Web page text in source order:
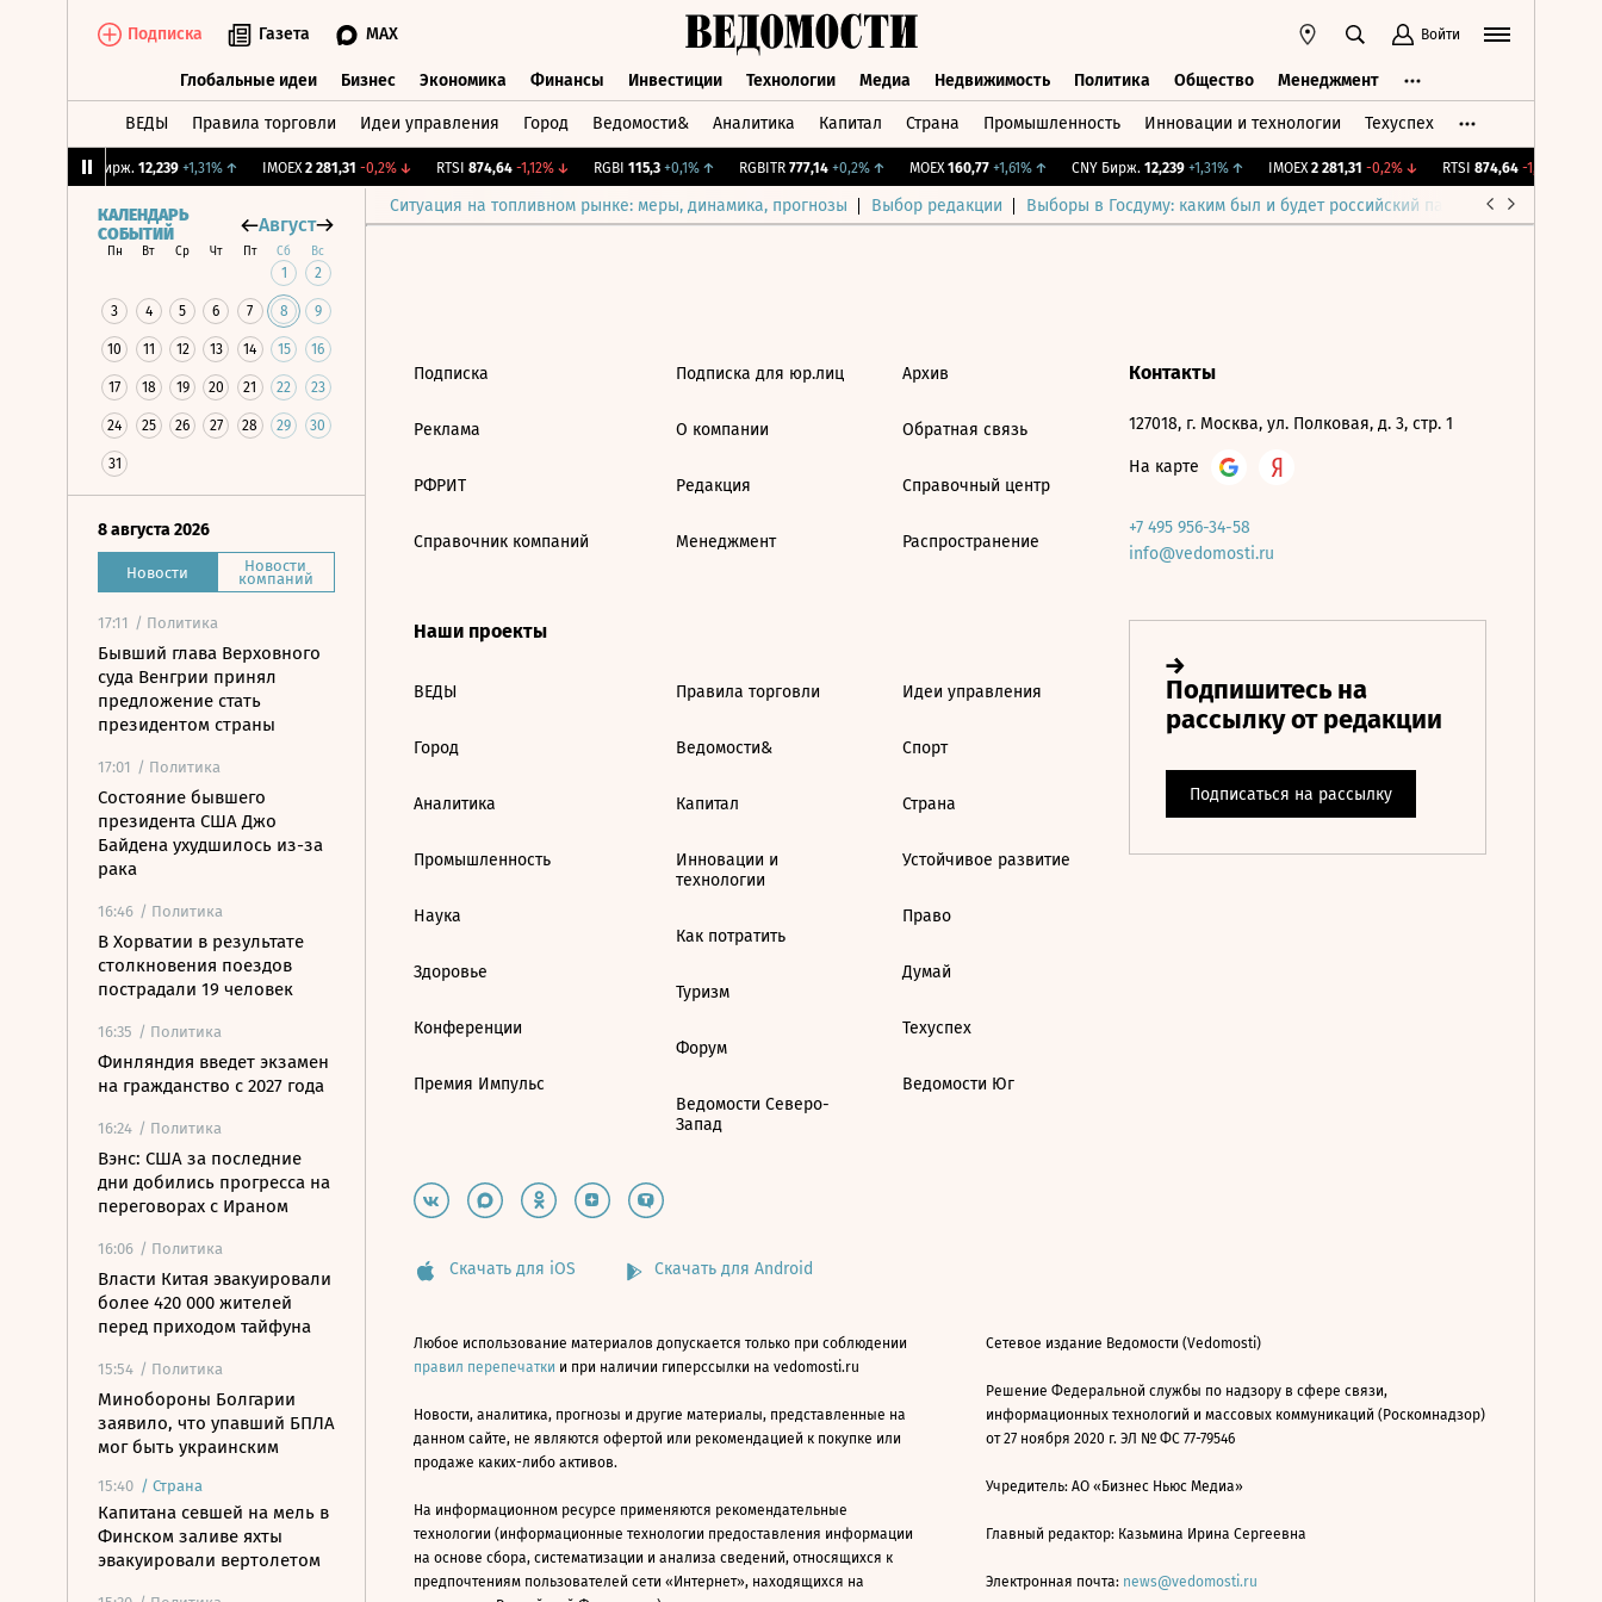
Подписка Газета MAX Войти
Глобальные идеи Бизнес Экономика Финансы Инвестиции Технологии Медиа Недвижимость Политика Общество Менеджмент
ВЕДЫ Правила торговли Идеи управления Город Ведомости& Аналитика Капитал Страна Промышленность Инновации и технологии Техуспех
CNY Бирж. 12,239 +1,31%↑ IMOEX 2 281,31 -0,2%↓ RTSI 874,64 -1,12%↓ RGBI 115,3 +0,1%↑ RGBITR 777,14 +0,2%↑ MOEX 160,77 +1,61%↑ CNY Бирж. 12,239 +1,31%↑ IMOEX 2 281,31 -0,2%↓ RTSI 874,64 -1,12%
Ситуация на топливном рынке: меры, динамика, прогнозы Выбор редакции Выборы в Госдуму: каким был и будет российский парламент
КАЛЕНДАРЬ
СОБЫТИЙ
Август
Пн Вт Ср Чт Пт Сб Вс
1 2
3 4 5 6 7 8 9
10 11 12 13 14 15 16
17 18 19 20 21 22 23
24 25 26 27 28 29 30
31
8 августа 2026
Новости Новости
компаний
17:11 / Политика
Бывший глава Верховного
суда Венгрии принял
предложение стать
президентом страны
17:01 / Политика
Состояние бывшего
президента США Джо
Байдена ухудшилось из-за
рака
16:46 / Политика
В Хорватии в результате
столкновения поездов
пострадали 19 человек
16:35 / Политика
Финляндия введет экзамен
на гражданство с 2027 года
16:24 / Политика
Вэнс: США за последние
дни добились прогресса на
переговорах с Ираном
16:06 / Политика
Власти Китая эвакуировали
более 420 000 жителей
перед приходом тайфуна
15:54 / Политика
Минобороны Болгарии
заявило, что упавший БПЛА
мог быть украинским
15:40 / Страна
Капитана севшей на мель в
Финском заливе яхты
эвакуировали вертолетом
Подписка
Реклама
РФРИТ
Справочник компаний
Подписка для юр.лиц
О компании
Редакция
Менеджмент
Архив
Обратная связь
Справочный центр
Распространение
Наши проекты
ВЕДЫ
Город
Аналитика
Промышленность
Наука
Здоровье
Конференции
Премия Импульс
Правила торговли
Ведомости&
Капитал
Инновации и
технологии
Как потратить
Туризм
Форум
Ведомости Северо-
Запад
Идеи управления
Спорт
Страна
Устойчивое развитие
Право
Думай
Техуспех
Ведомости Юг
Контакты
127018, г. Москва, ул. Полковая, д. 3, стр. 1
На карте
+7 495 956-34-58
info@vedomosti.ru
Скачать для iOS Скачать для Android
Любое использование материалов допускается только при соблюдении
правил перепечатки и при наличии гиперссылки на vedomosti.ru
Новости, аналитика, прогнозы и другие материалы, представленные на
данном сайте, не являются офертой или рекомендацией к покупке или
продаже каких-либо активов.
На информационном ресурсе применяются рекомендательные
технологии (информационные технологии предоставления информации
на основе сбора, систематизации и анализа сведений, относящихся к
предпочтениям пользователей сети «Интернет», находящихся на
Сетевое издание Ведомости (Vedomosti)
Решение Федеральной службы по надзору в сфере связи,
информационных технологий и массовых коммуникаций (Роскомнадзор)
от 27 ноября 2020 г. ЭЛ № ФС 77-79546
Учредитель: АО «Бизнес Ньюс Медиа»
Главный редактор: Казьмина Ирина Сергеевна
Электронная почта: news@vedomosti.ru